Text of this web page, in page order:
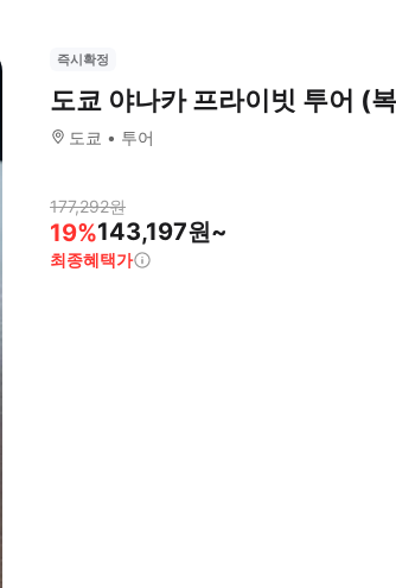
즉시확정
도쿄 야나카 프라이빗 투어 (
도쿄 투어
177,292원
19%143,197원~
최종혜택가